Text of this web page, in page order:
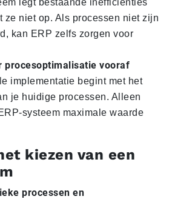
legt bestaande inefficiënties
ze niet op. Als processen niet zijn
kan ERP zelfs zorgen voor
procesoptimalisatie vooraf
implementatie begint met het
je huidige processen. Alleen
systeem maximale waarde
kiezen van een
processen en